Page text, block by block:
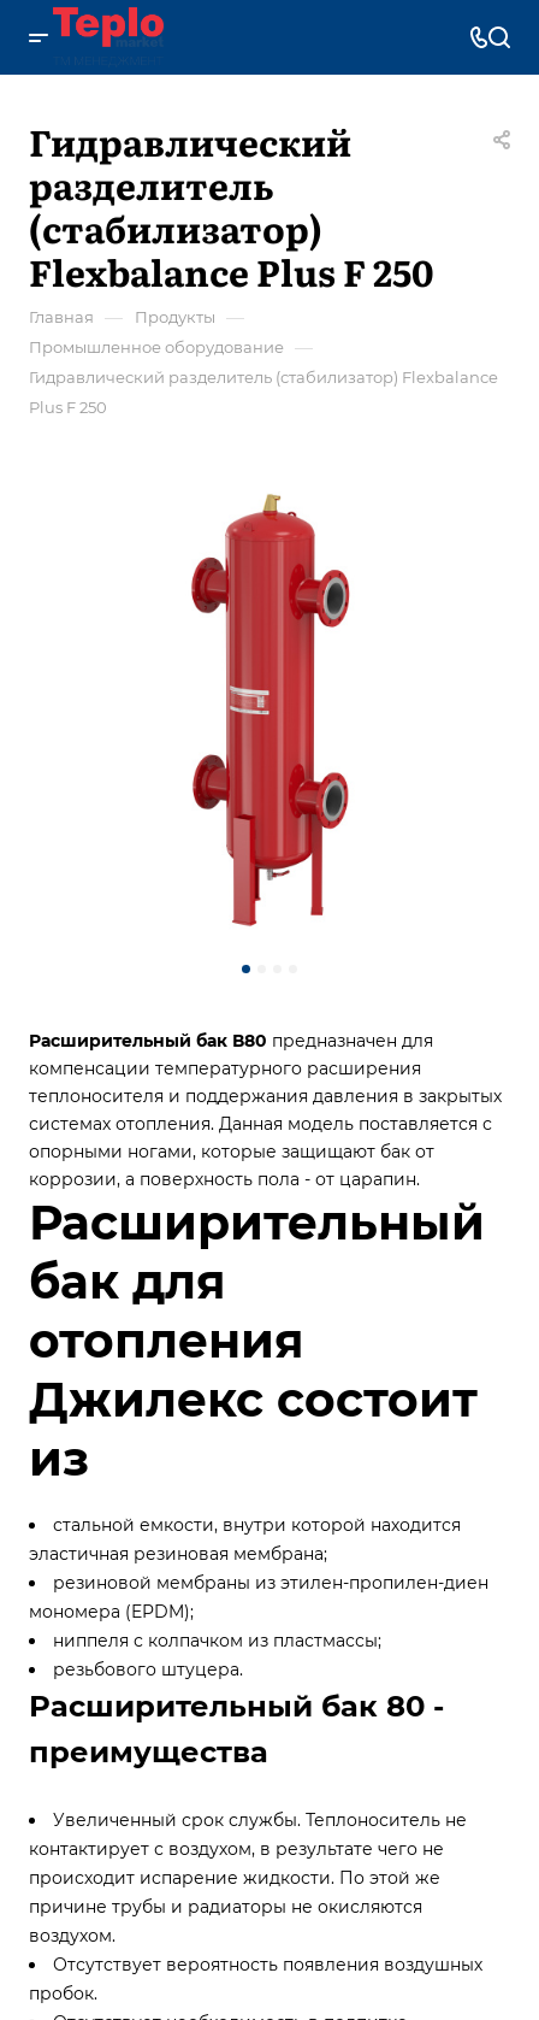
Гидравлический
разделитель
(стабилизатор)
Flexbalance Plus F 250
Главная — Продукты —
Промышленное оборудование —
Гидравлический разделитель (стабилизатор) Flexbalance
Plus F 250
Расширительный бак В80 предназначен для
компенсации температурного расширения
теплоносителя и поддержания давления в закрытых
системах отопления. Данная модель поставляется с
опорными ногами, которые защищают бак от
коррозии, а поверхность пола - от царапин.
Расширительный
бак для
отопления
Джилекс состоит
из
стальной емкости, внутри которой находится
эластичная резиновая мембрана;
резиновой мембраны из этилен-пропилен-диен
мономера (EPDM);
ниппеля с колпачком из пластмассы;
резьбового штуцера.
Расширительный бак 80 -
преимущества
Увеличенный срок службы. Теплоноситель не
контактирует с воздухом, в результате чего не
происходит испарение жидкости. По этой же
причине трубы и радиаторы не окисляются
воздухом.
Отсутствует вероятность появления воздушных
пробок.